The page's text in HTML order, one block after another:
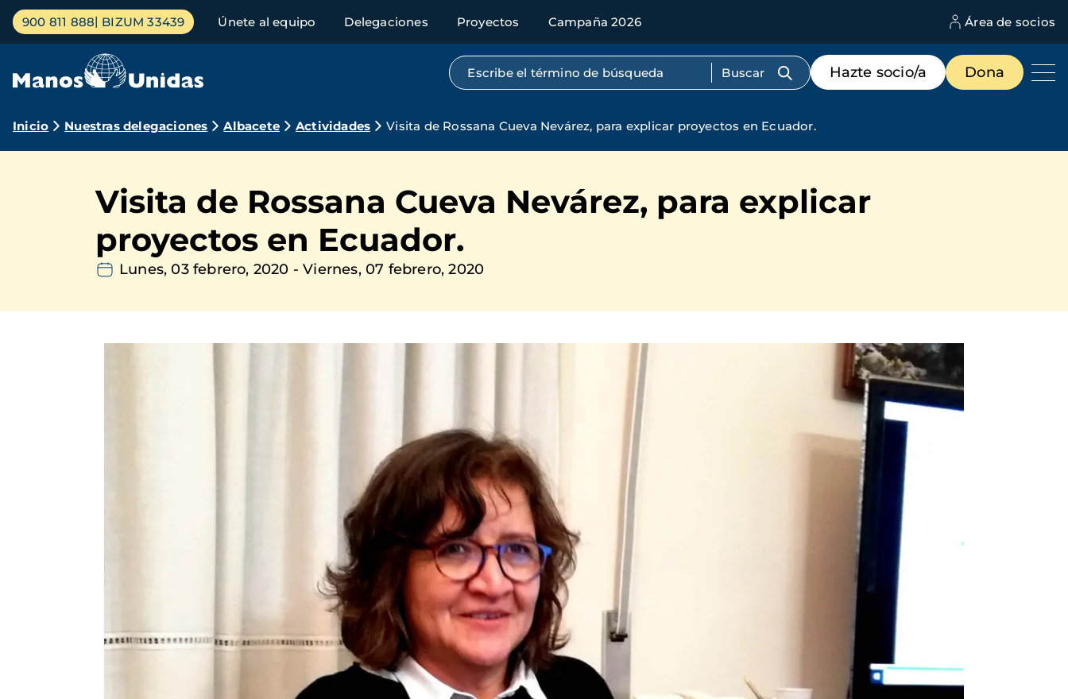
Pasar
contenido
Menú
principal
900 811 888 BIZUM 33439 Únete al equipo Delegaciones Proyectos Campaña 2026 Área de socios
Búsqueda por texto completo
Menú
de
destacados
Hazte socio/a Dona
Ruta
navegación
Inicio Nuestras delegaciones Albacete Actividades Visita de Rossana Cueva Nevárez, para explicar proyectos en Ecuador.
Visita de Rossana Cueva Nevárez, para explicar
proyectos en Ecuador.
Lunes, 03 febrero, 2020 -Viernes, 07 febrero, 2020